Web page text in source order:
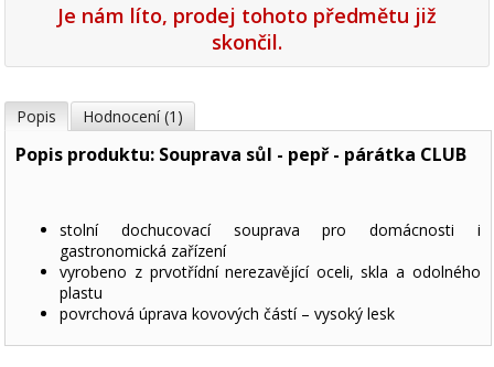
Je nám líto, prodej tohoto předmětu již
skončil.
Popis Hodnocení (1)
Popis produktu: Souprava sůl - pepř - párátka CLUB
stolní dochucovací souprava pro domácnosti i
gastronomická zařízení
vyrobeno z prvotřídní nerezavějící oceli, skla a odolného
plastu
povrchová úprava kovových částí – vysoký lesk